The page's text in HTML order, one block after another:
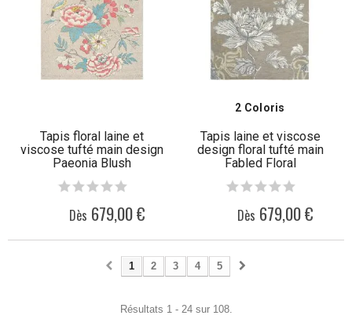
Tapis floral laine et
viscose tufté main design
Paeonia Blush
Dès 679,00 €
2 Coloris
Tapis laine et viscose
design floral tufté main
Fabled Floral
Dès 679,00 €
1 2 3 4 5
Résultats 1 - 24 sur 108.